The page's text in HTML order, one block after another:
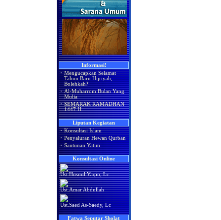
Informasi!
· Mengucapkan Selamat
Tahun Baru Hijriyah,
Bolehkah?
· Al-Muharrom Bulan Yang
Mulia
· SEMARAK RAMADHAN
1447 H
Liputan Kegiatan
· Konsultasi Islam
· Penyaluran Hewan Qurban
· Santunan Yatim
Konsultasi Online
Ust.Husnul Yaqin, Lc
Ust.Amar Abdullah
Ust.Saed As-Saedy, Lc
Fatwa Seputar Sholat